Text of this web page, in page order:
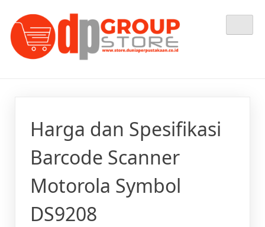
content
Dunia Perpustakaan STORE
Harga dan Spesifikasi
Barcode Scanner
Motorola Symbol
DS9208